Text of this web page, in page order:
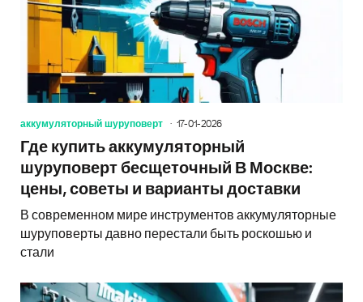
аккумуляторный шуруповерт 17-01-2026
Где купить аккумуляторный
шуруповерт бесщеточный В Москве:
цены, советы и варианты доставки
В современном мире инструментов аккумуляторные
шуруповерты давно перестали быть роскошью и
стали